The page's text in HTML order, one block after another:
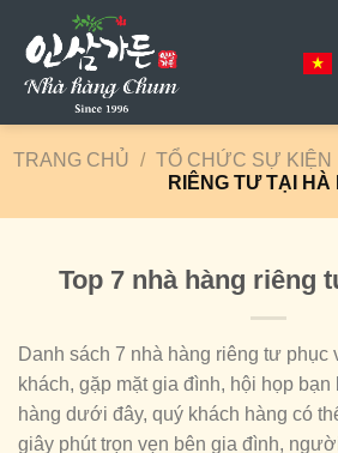
content
TRANG CHỦ / TỔ CHỨC SỰ KIỆN
RIÊNG TƯ TẠI HÀ
Top 7 nhà hàng riêng
Danh sách 7 nhà hàng riêng tư phục
khách, gặp mặt gia đình, hội họp
hàng dưới đây, quý khách hàng có
giây phút trọn vẹn bên gia đình,